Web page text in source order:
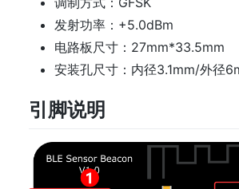
发射功率：+5.0dBm
电路板尺寸：27mm*33.5mm
安装孔尺寸：内径3.1mm/外径
引脚说明